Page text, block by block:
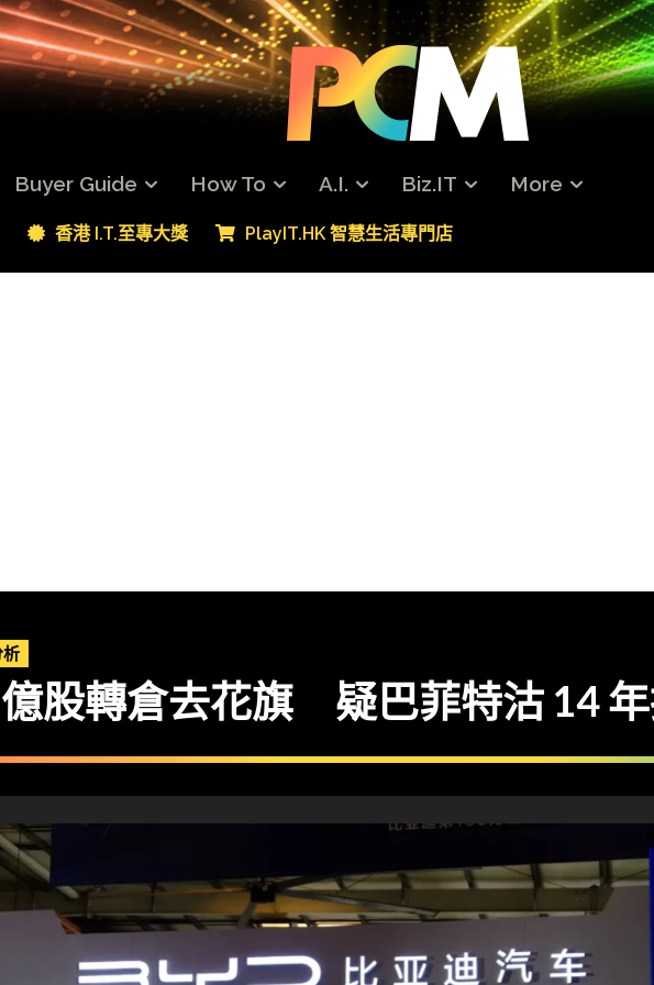
Buyer Guide How To A.I. Biz.IT More
香港 I.T.至專大獎 PlayIT.HK 智慧生活專門店
析
億股轉倉去花旗 疑巴菲特沽 14